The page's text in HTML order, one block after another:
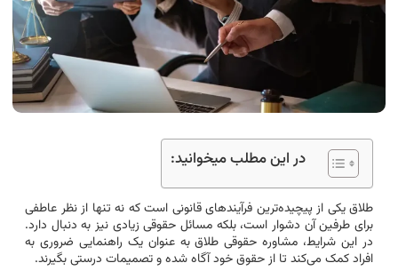
در این مطلب میخوانید:
طلاق یکی از پیچیده‌ترین فرآیندهای قانونی است که نه تنها از نظر عاطفی
برای طرفین آن دشوار است، بلکه مسائل حقوقی زیادی نیز به دنبال دارد.
در این شرایط، مشاوره حقوقی طلاق به عنوان یک راهنمایی ضروری به
افراد کمک می‌کند تا از حقوق خود آگاه شده و تصمیمات درستی بگیرند.